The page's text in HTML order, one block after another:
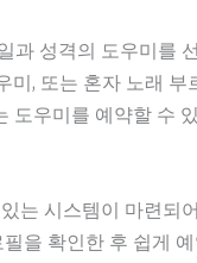
과 성격의 도우미를
미, 또는 혼자 노래
도우미를 예약할 수
는 시스템이 마련되
을 확인한 후 쉽게